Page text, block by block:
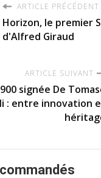
ARTICLE PRÉCÉDENT
Horizon, le premier
d'Alfred Giraud
ARTICLE SUIVANT
signée De
: entre innovation